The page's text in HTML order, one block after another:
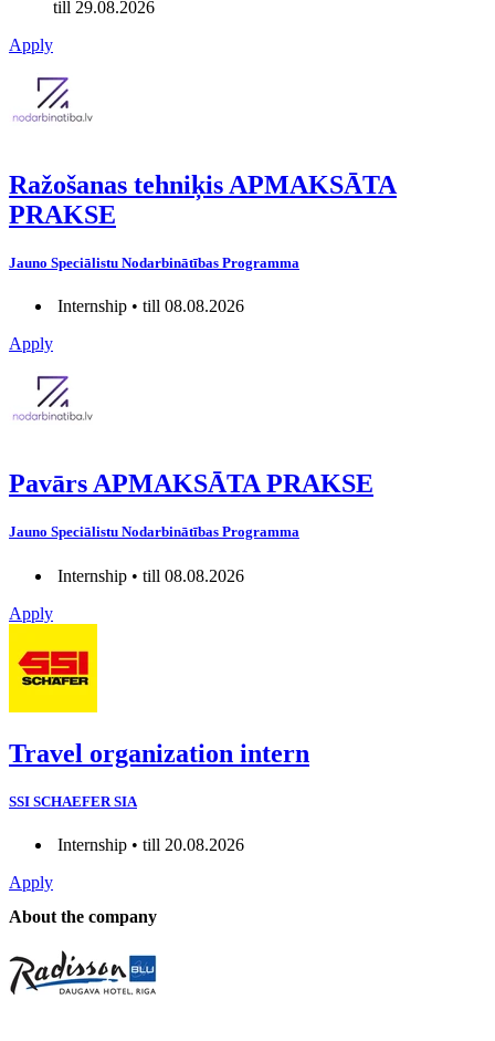
till 29.08.2026
Apply
Ražošanas tehniķis APMAKSĀTA
PRAKSE
Jauno Speciālistu Nodarbinātības Programma
Internship • till 08.08.2026
Apply
Pavārs APMAKSĀTA PRAKSE
Jauno Speciālistu Nodarbinātības Programma
Internship • till 08.08.2026
Apply
Travel organization intern
SSI SCHAEFER SIA
Internship • till 20.08.2026
Apply
About the company